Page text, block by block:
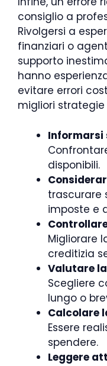
consiglio a
Rivolgersi a
finanziari o
supporto
hanno
evitare errori
migliori
Informarsi
disponibili.
trascurare
imposte e
Migliorare
creditizia
Valutare
Scegliere
lungo o
Calcolare
Essere
spendere.
Leggere